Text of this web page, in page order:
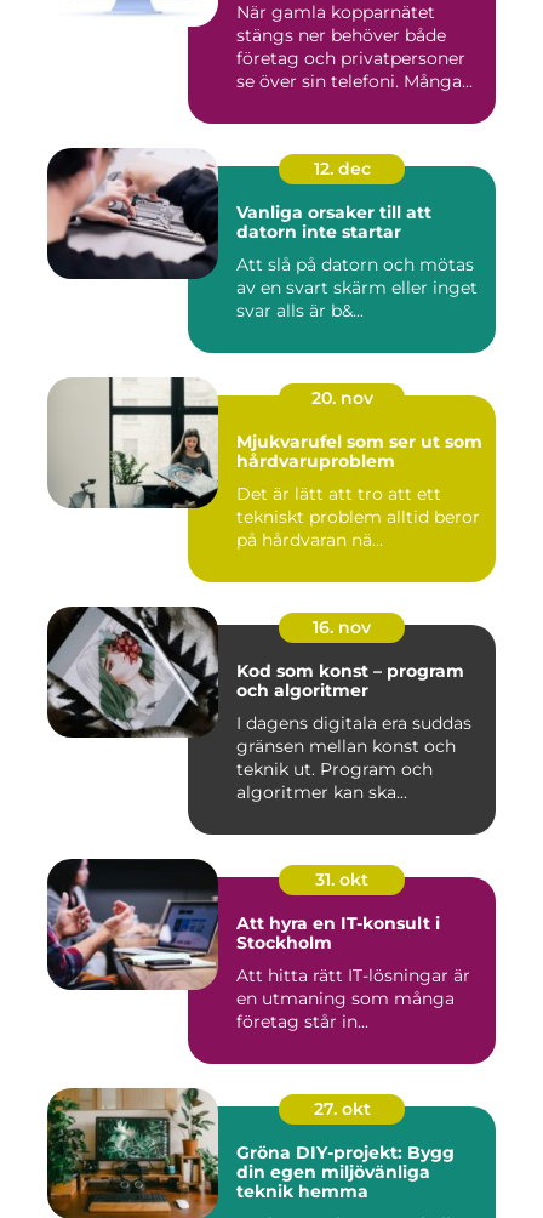
När gamla kopparnätet
stängs ner behöver både
företag och privatpersoner
se över sin telefoni. Många...
12. dec
Vanliga orsaker till att
datorn inte startar
Att slå på datorn och mötas
av en svart skärm eller inget
svar alls är b&...
20. nov
Mjukvarufel som ser ut som
hårdvaruproblem
Det är lätt att tro att ett
tekniskt problem alltid beror
på hårdvaran nä...
16. nov
Kod som konst – program
och algoritmer
I dagens digitala era suddas
gränsen mellan konst och
teknik ut. Program och
algoritmer kan ska...
31. okt
Att hyra en IT-konsult i
Stockholm
Att hitta rätt IT-lösningar är
en utmaning som många
företag står in...
27. okt
Gröna DIY-projekt: Bygg
din egen miljövänliga
teknik hemma